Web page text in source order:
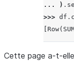
...
) .
>>> df .
Cette page a-t-